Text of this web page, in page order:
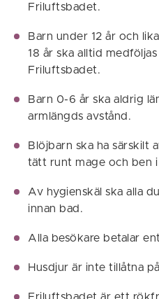
Friluftsbadet.
Barn under 12 år och
18 år ska alltid
Friluftsbadet.
Barn 0-6 år ska aldrig
armlängds avstånd.
Blöjbarn ska ha särskilt
tätt runt mage och ben i
Av hygienskäl ska alla
innan bad.
Alla besökare betalar
Husdjur är inte tillåtna
Friluftsbadet är ett